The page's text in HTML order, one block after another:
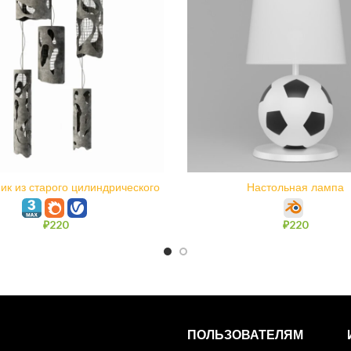
из старого цилиндрического
бетона N2
₽220
Настольная лампа
₽220
ПОЛЬЗОВАТЕЛЯМ